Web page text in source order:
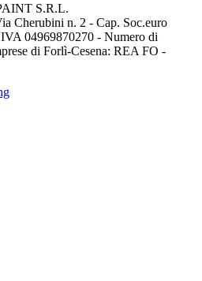
S.R.L.
Cherubini n. 2 - Cap. Soc.euro
04969870270 - Numero di
di Forlì-Cesena: REA FO -